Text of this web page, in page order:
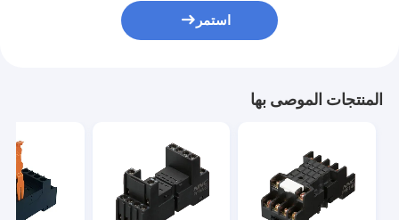
استمر
المنتجات الموصى بها